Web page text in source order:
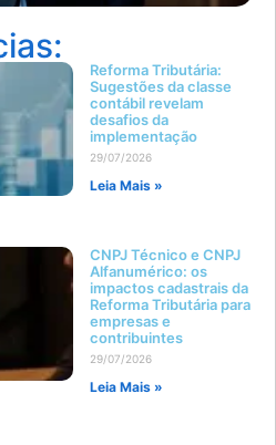
Reforma Tributária:
Sugestões da classe
contábil revelam
desafios da
implementação
29/07/2026
Leia Mais »
CNPJ Técnico e CNPJ
Alfanumérico: os
impactos cadastrais da
Reforma Tributária para
empresas e
contribuintes
29/07/2026
Leia Mais »